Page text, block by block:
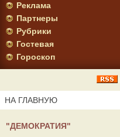
Реклама
Партнеры
Рубрики
Гостевая
Гороскоп
НА ГЛАВНУЮ
"ДЕМОКРАТИЯ"